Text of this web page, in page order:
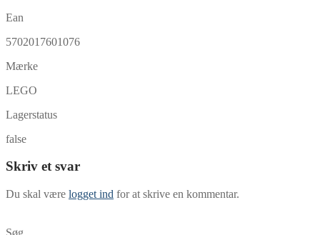
Ean
5702017601076
Mærke
LEGO
Lagerstatus
false
Skriv et svar
Du skal være logget ind for at skrive en kommentar.
Søg